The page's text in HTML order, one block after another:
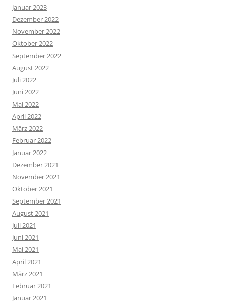
Januar 2023
Dezember 2022
November 2022
Oktober 2022
September 2022
August 2022
Juli 2022
Juni 2022
Mai 2022
April 2022
März 2022
Februar 2022
Januar 2022
Dezember 2021
November 2021
Oktober 2021
September 2021
August 2021
Juli 2021
Juni 2021
Mai 2021
April 2021
März 2021
Februar 2021
Januar 2021